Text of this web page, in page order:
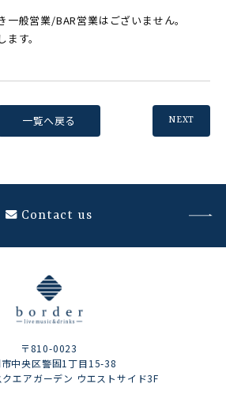
般営業/BAR営業はございません。
す。
一覧へ戻る NEXT
Contact us
〒810-0023
中央区警固1丁目15-38
エアガーデン ウエストサイド3F